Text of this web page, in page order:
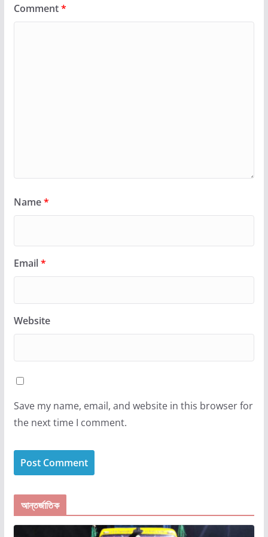
Comment*
Name*
Email*
Website
Save my name, email, and website in this browser for
the next time I comment.
আন্তর্জাতিক